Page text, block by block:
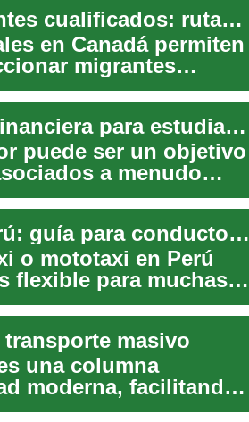
Opciones regionales para migrantes cualificados: rutas provinciales y territoriales
en Canadá permiten
migrantes
Explorando opciones de ayuda financiera para estudiantes
puede ser un objetivo
a menudo
Trabajo en taxi y mototaxi en Perú: guía para conductores
o mototaxi en Perú
flexible para muchas
masivo
una columna
moderna, facilitando